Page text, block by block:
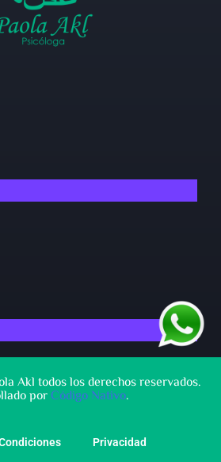
Akl todos los derechos reservados.
porCódigo Nativo.
Privacidad